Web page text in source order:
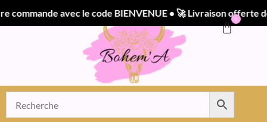
avec le code BIENVENUE • 🚀 Livraison offerte
0